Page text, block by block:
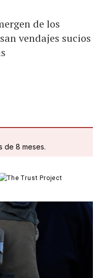
de los
vendajes sucios
de 8 meses.